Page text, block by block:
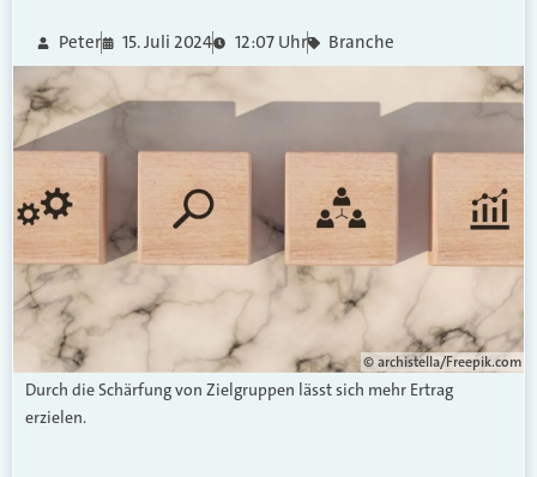
Peter 15. Juli 2024 12:07 Uhr Branche
© archistella/Freepik.com
Durch die Schärfung von Zielgruppen lässt sich mehr Ertrag
erzielen.